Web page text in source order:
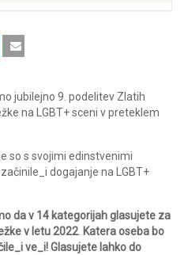
jubilejno 9. podelitev Zlatih
na LGBT+ sceni v preteklem
so s svojimi edinstvenimi
dogajanje na LGBT+
da v 14 kategorijah glasujete za
v letu 2022. Katera oseba bo
ve_i! Glasujete lahko do